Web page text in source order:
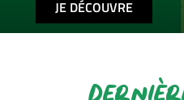
JE DÉCOUVRE